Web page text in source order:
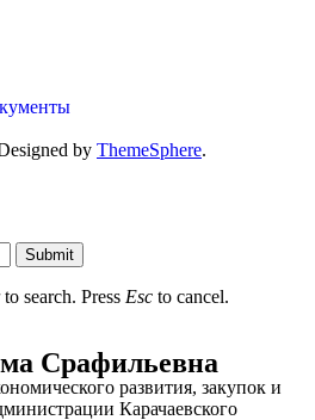
by ThemeSphere.
Submit
to search. Press Esc to cancel.
Срафильевна
развития, закупок и
Карачаевского